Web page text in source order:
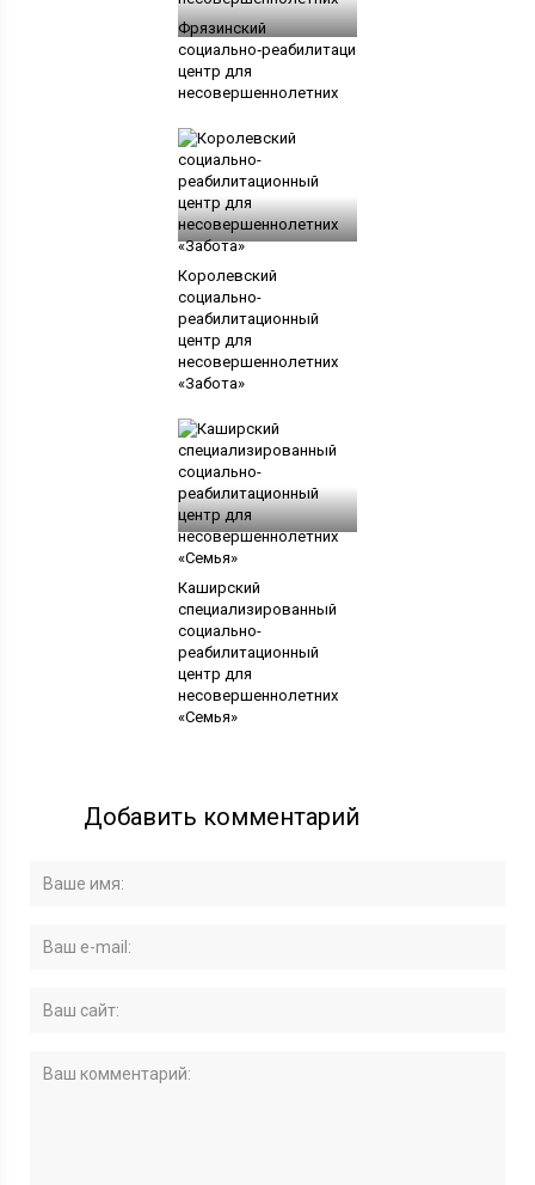
Фрязинский
социально‑реабилитационный
центр для
несовершеннолетних
Королевский
социально-
реабилитационный
центр для
несовершеннолетних
«Забота»
Каширский
специализированный
социально-
реабилитационный
центр для
несовершеннолетних
«Семья»
Добавить комментарий